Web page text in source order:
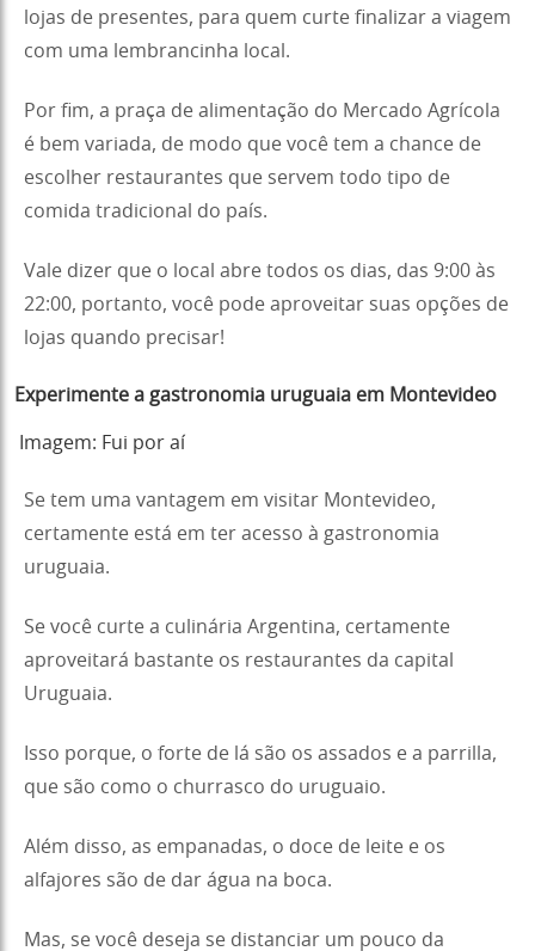
lojas de presentes, para quem curte finalizar a viagem
com uma lembrancinha local.
Por fim, a praça de alimentação do Mercado Agrícola
é bem variada, de modo que você tem a chance de
escolher restaurantes que servem todo tipo de
comida tradicional do país.
Vale dizer que o local abre todos os dias, das 9:00 às
22:00, portanto, você pode aproveitar suas opções de
lojas quando precisar!
Experimente a gastronomia uruguaia em Montevideo
Imagem: Fui por aí
Se tem uma vantagem em visitar Montevideo,
certamente está em ter acesso à gastronomia
uruguaia.
Se você curte a culinária Argentina, certamente
aproveitará bastante os restaurantes da capital
Uruguaia.
Isso porque, o forte de lá são os assados e a parrilla,
que são como o churrasco do uruguaio.
Além disso, as empanadas, o doce de leite e os
alfajores são de dar água na boca.
Mas, se você deseja se distanciar um pouco da